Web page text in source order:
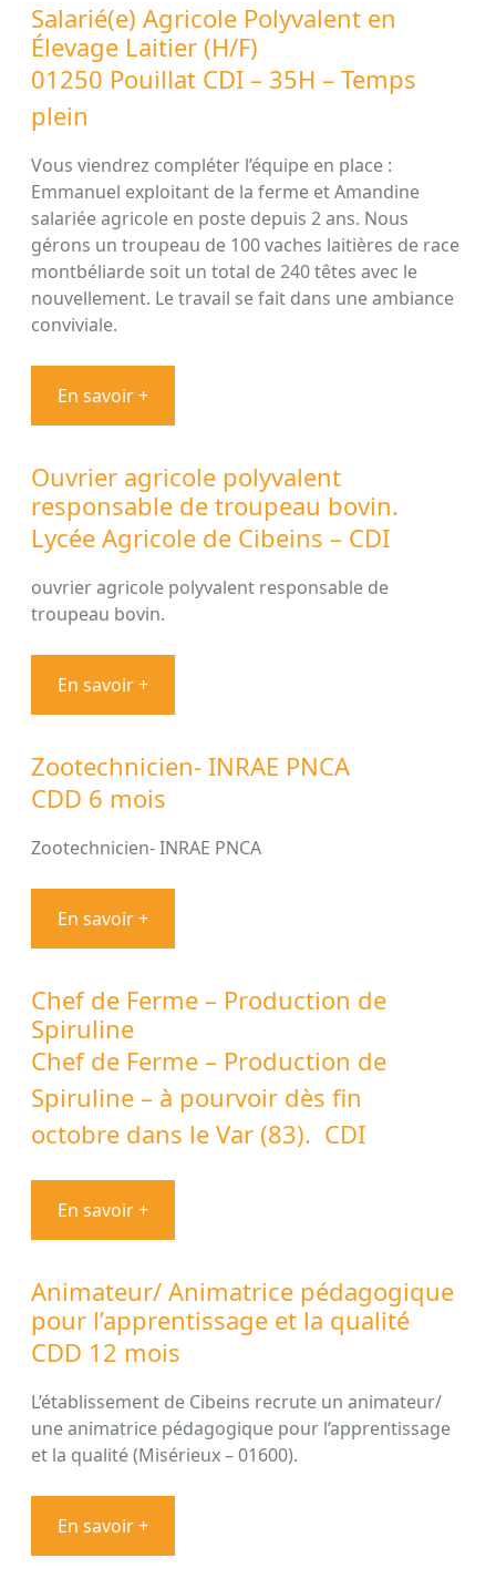
Salarié(e) Agricole Polyvalent en
Élevage Laitier (H/F)
01250 Pouillat CDI – 35H – Temps
plein
Vous viendrez compléter l’équipe en place :
Emmanuel exploitant de la ferme et Amandine
salariée agricole en poste depuis 2 ans. Nous
gérons un troupeau de 100 vaches laitières de race
montbéliarde soit un total de 240 têtes avec le
nouvellement. Le travail se fait dans une ambiance
conviviale.
En savoir +
Ouvrier agricole polyvalent
responsable de troupeau bovin.
Lycée Agricole de Cibeins – CDI
ouvrier agricole polyvalent responsable de
troupeau bovin.
En savoir +
Zootechnicien- INRAE PNCA
CDD 6 mois
Zootechnicien- INRAE PNCA
En savoir +
Chef de Ferme – Production de
Spiruline
Chef de Ferme – Production de
Spiruline – à pourvoir dès fin
octobre dans le Var (83). CDI
En savoir +
Animateur/ Animatrice pédagogique
pour l’apprentissage et la qualité
CDD 12 mois
L’établissement de Cibeins recrute un animateur/
une animatrice pédagogique pour l’apprentissage
et la qualité (Misérieux – 01600).
En savoir +